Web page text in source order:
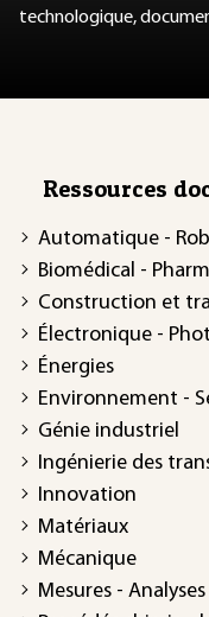
technologique,
Ressources
Automatique -
Biomédical -
Construction et
Électronique -
Énergies
Environnement -
Génie industriel
Ingénierie des
Innovation
Matériaux
Mécanique
Mesures - Analyses